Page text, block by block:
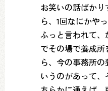
お笑いの話ばか
ら、1回なにかや
ふっと言われて
でその場で養成
ら、今の事務所
いうのがあって